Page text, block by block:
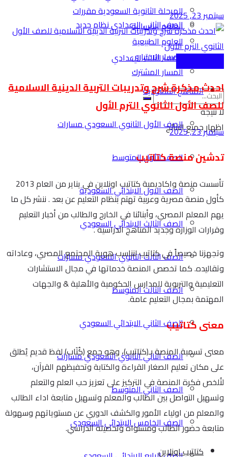
المرحلة الثانوية السعودية مقررات
العلوم الانسانية
العلوم الطبيعية
المسار الاختياري
المسار المشترك
لا نتيجة
اظهار جميع النتائج
الصف الثاني الاعدادي نظام جديد
الصف الثالث الاعدادي
المناهج السعودية
الصف الأول الثانوي السعودي مسارات
الصف الأول المتوسط
الصف الاول الابتدائي السعودية
الصف الثالث الابتدائي السعودي
الصف الثالث الثانوي السعودي مسارات
الصف الثالث المتوسط
الصف الثاني الابتدائي السعودي
الصف الثاني الثانوي السعودي مسارات
الصف الثاني المتوسط
الصف الخامس الابتدائي السعودي
سبتمبر 23, 2025
احدث مذكرة شرح وتدريبات التربية الدينية الاسلامية
للصف الأول الثانوي الترم الأول
سبتمبر 23, 2025
تدشين منصة كتاتيب
تأسست منصة واكاديمية كتاتيب اونلاين في يناير من العام 2013
كأول منصة مصرية وعربية تهتم بنظام التعليم عن بعد . ننشر كل ما
يهم المعلم المصري، وأبنائنا في الخارج والطالب من أخبار التعليم
وقرارات الوزارة وجديد المناهج الدراسية .
وتجهزنا خصيصاً في كتاتيب لنناسب هوية المجتمع المصري، وعاداته
وتقاليده. كما تخصص المنصة خدماتها في مجال الاستشارات
التعليمية والتربوية للمدارس الحكومية والأهلية & والجهات
المهتمة بمجال التعليم عامة.
معنى كتاتيب
معنى تسمية المنصة بـ(كتاتيب)، وهو جمع (كُتَاب) لفظ قديم يُطلق
على مكان تعليم الصغار القراءة والكتابة وتحفيظهم القرآن،
لتُلخص فكرة المنصة في التركيز على تعزيز حب العلم والتعلم
وتسهيل التواصل بين الطالب والمعلم وتسهيل متابعة اداء الطالب
والمعلم من اولياء الأمور والكشف الدوري عن مستوياتهم وسهولة
متابعة حضور الطالب ومستواه وتحصيله الدراسي.
كتاتيب اونلاين